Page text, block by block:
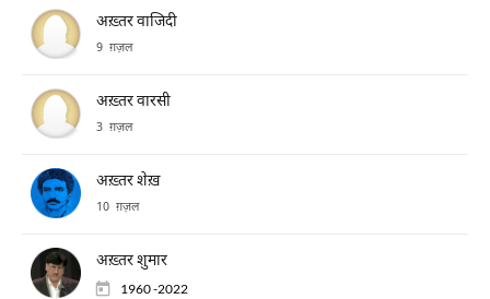
अख़्तर वाजिदी
9 ग़ज़ल
अख़्तर वारसी
3 ग़ज़ल
अख़्तर शेख़
10 ग़ज़ल
अख़्तर शुमार
1960 -2022